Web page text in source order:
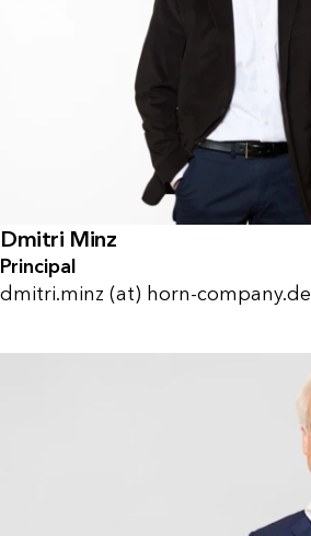
Dmitri Minz
Principal
dmitri.minz (at) horn-company.de